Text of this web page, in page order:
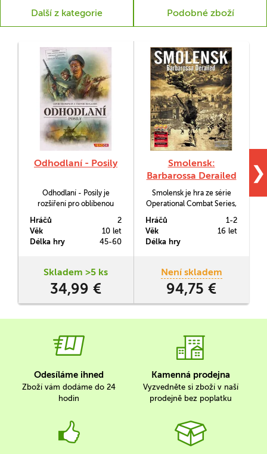
Další z kategorie Podobné zboží
Odhodlaní - Posily
Odhodlaní - Posily je
rozšíření pro oblíbenou
deckbuldingovou karetní
hru pro dva hráče.
Hráčů
2
Věk
10 let
Délka hry
45-60
Skladem >5 ks
34,99 €
Smolensk:
Barbarossa Derailed
Smolensk je hra ze série
Operational Combat Series,
vojenskými taženími podél
cesty k Moskvě, které
probíhaly v létě roku 1941.
Hráčů
1-2
Věk
16 let
Délka hry
Není skladem
94,75 €
❯
Odesíláme ihned
Zboží vám dodáme do 24
hodin
Kamenná prodejna
Vyzvedněte si zboží v naší
prodejně bez poplatku